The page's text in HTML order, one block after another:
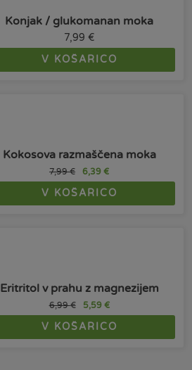
Konjak / glukomanan moka
7,99 €
V KOŠARICO
Kokosova razmaščena moka
7,99€ 6,39€
V KOŠARICO
Eritritol v prahu z magnezijem
6,99€ 5,59 €
V KOŠARICO